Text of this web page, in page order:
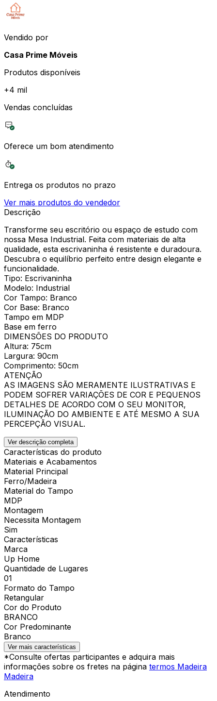
Vendido por
Casa Prime Móveis
Produtos disponíveis
+4 mil
Vendas concluídas
Oferece um bom atendimento
Entrega os produtos no prazo
Ver mais produtos do vendedor
Descrição
Transforme seu escritório ou espaço de estudo com
nossa Mesa Industrial. Feita com materiais de alta
qualidade, esta escrivaninha é resistente e duradoura.
Descubra o equilíbrio perfeito entre design elegante e
funcionalidade.
Tipo: Escrivaninha
Modelo: Industrial
Cor Tampo: Branco
Cor Base: Branco
Tampo em MDP
Base em ferro
DIMENSÕES DO PRODUTO
Altura: 75cm
Largura: 90cm
Comprimento: 50cm
ATENÇÃO
AS IMAGENS SÃO MERAMENTE ILUSTRATIVAS E
PODEM SOFRER VARIAÇÕES DE COR E PEQUENOS
DETALHES DE ACORDO COM O SEU MONITOR,
ILUMINAÇÃO DO AMBIENTE E ATÉ MESMO A SUA
PERCEPÇÃO VISUAL.
Ver descrição completa
Características do produto
Materiais e Acabamentos
Material Principal
Ferro/Madeira
Material do Tampo
MDP
Montagem
Necessita Montagem
Sim
Características
Marca
Up Home
Quantidade de Lugares
01
Formato do Tampo
Retangular
Cor do Produto
BRANCO
Cor Predominante
Branco
Ver mais características
*Consulte ofertas participantes e adquira mais
informações sobre os fretes na página termos Madeira
Madeira
Atendimento